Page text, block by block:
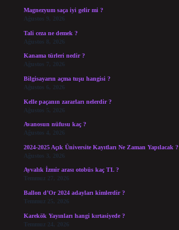
Magnezyum saça iyi gelir mi ?
Ağustos 9, 2026
Tali ceza ne demek ?
Ağustos 8, 2026
Kanama türleri nedir ?
Ağustos 7, 2026
Bilgisayarın açma tuşu hangisi ?
Ağustos 6, 2026
Kelle paçanın zararları nelerdir ?
Ağustos 5, 2026
Avanosun nüfusu kaç ?
Ağustos 4, 2026
2024-2025 Açık Üniversite Kayıtları Ne Zaman Yapılacak ?
Ağustos 3, 2026
Ayvalık İzmir arası otobüs kaç TL ?
Temmuz 27, 2026
Ballon d’Or 2024 adayları kimlerdir ?
Temmuz 25, 2026
Karekök Yayınları hangi kırtasiyede ?
Temmuz 24, 2026